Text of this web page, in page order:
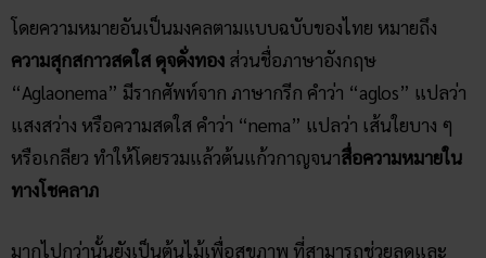
โดยความหมายอันเป็นมงคลตามแบบฉบับของไทย หมายถึง
ความสุกสกาวสดใส ดุจดั่งทอง ส่วนชื่อภาษาอังกฤษ
“Aglaonema” มีรากศัพท์จาก ภาษากรีก คำว่า “aglos” แปลว่า
แสงสว่าง หรือความสดใส คำว่า “nema” แปลว่า เส้นใยบาง ๆ
หรือเกลียว ทำให้โดยรวมแล้วต้นแก้วกาญจนาสื่อความหมายใน
ทางโชคลาภ
มากไปกว่านั้นยังเป็นต้นไม้เพื่อสุขภาพ ที่สามารถช่วยลดและ